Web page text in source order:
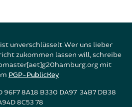
unverschlüsselt. Wer uns lieber
zukommen lassen will, schreibe
mit
PGP-PublicKey
8A18 B330 DA97 34B7 DB38
8C53 78